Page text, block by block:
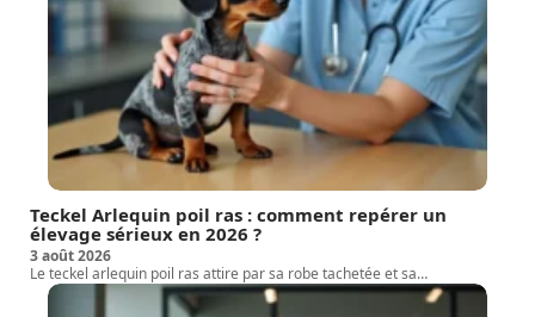
Teckel Arlequin poil ras : comment repérer un
élevage sérieux en 2026 ?
3 août 2026
Le teckel arlequin poil ras attire par sa robe tachetée et sa…